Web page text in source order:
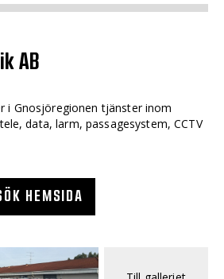
AB
i Gnosjöregionen tjänster inom
data, larm, passagesystem, CCTV
HEMSIDA